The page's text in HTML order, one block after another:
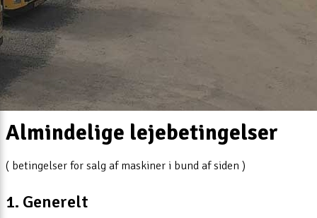
Almindelige lejebetingelser
( betingelser for salg af maskiner i bund af siden )
1. Generelt